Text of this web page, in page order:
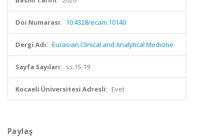
Doi Numarası: 10.4328/ecam.10140
Dergi Adı: Eurasian Clinical and Analytical Medicine
Sayfa Sayıları: ss.15-19
Kocaeli Üniversitesi Adresli: Evet
Paylaş